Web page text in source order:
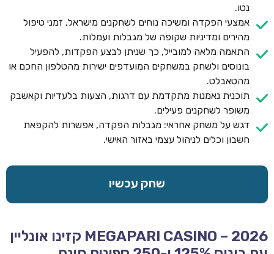
נטו.
אמצעי הפקדה ומשיכה נוחים לשחקנים מישראל, זמני טיפול
מהירים ומדיניות שקופה של מגבלות ועמלות.
התאמה מלאה למובייל, כך שניתן לבצע הפקדות, להפעיל
בונוסים ולשחק במשחקים המועדפים ישירות מהטלפון החכם או
מהטאבלט.
תוכנית נאמנות מתקדמת עם דרגות, הצעות בלעדיות וקאשבק
משופר לשחקנים פעילים.
דגש על משחק אחראי: מגבלות הפקדה, אפשרות להקפאת
חשבון וכלים לניהול עצמי באזור האישי.
שחק עכשיו
MEGAPARI CASINO – 2026 קזינו אונליין